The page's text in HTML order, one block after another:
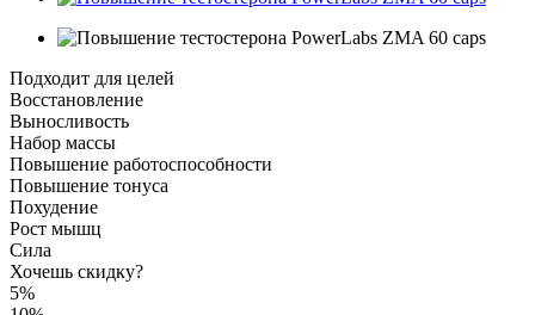
Подходит для целей
Восстановление
Выносливость
Набор массы
Повышение работоспособности
Повышение тонуса
Похудение
Рост мышц
Сила
Хочешь скидку?
5%